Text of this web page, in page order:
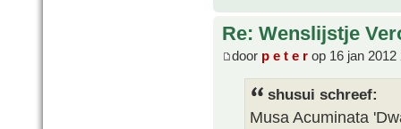
Re: Wenslijstje
door p e t e r op 16 jan 2012
shusui schreef:
Musa Acuminata